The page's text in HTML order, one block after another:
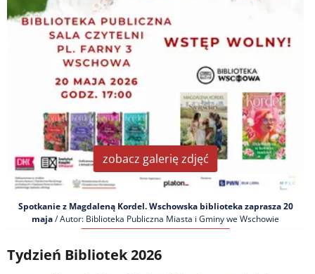
zobacz galerię zdjęć
Spotkanie z Magdaleną Kordel. Wschowska biblioteka zaprasza 20
maja/ Autor: Biblioteka Publiczna Miasta i Gminy we Wschowie
Tydzień Bibliotek 2026